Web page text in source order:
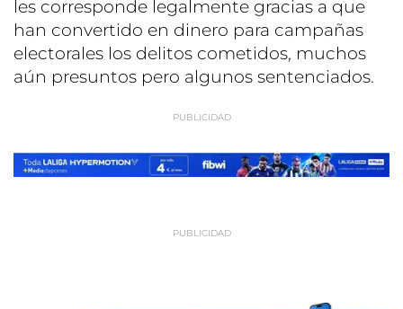
les corresponde legalmente gracias a que
han convertido en dinero para campañas
electorales los delitos cometidos, muchos
aún presuntos pero algunos sentenciados.